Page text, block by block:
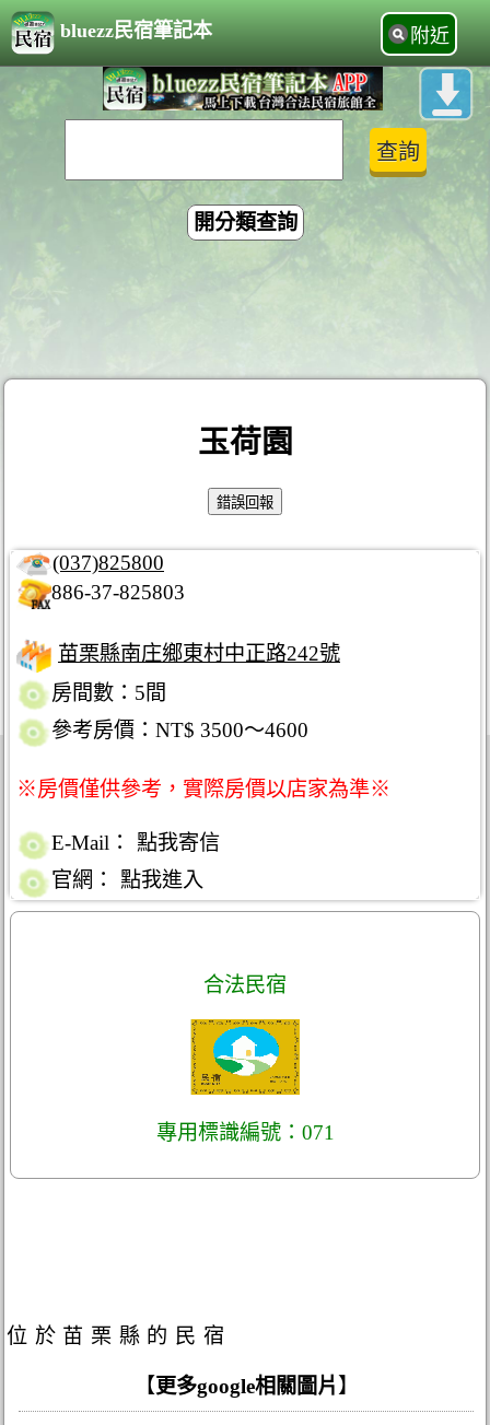
bluezz民宿筆記本 附近
開分類查詢
玉荷園
(037)825800
886-37-825803
苗栗縣南庄鄉東村中正路242號
房間數：5間
參考房價：NT$ 3500～4600
※房價僅供參考，實際房價以店家為準※
E-Mail：
點我寄信
官網：
點我進入
合法民宿
專用標識編號：071
位於苗栗縣的民宿
【更多google相關圖片】